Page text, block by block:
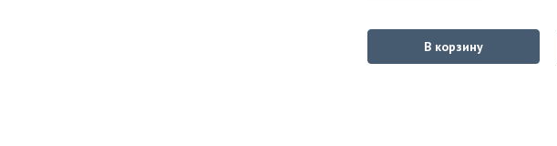
В корзину